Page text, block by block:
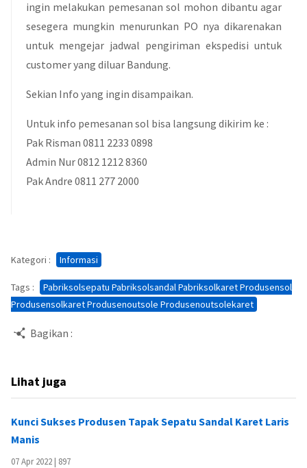
ingin melakukan pemesanan sol mohon dibantu agar
sesegera mungkin menurunkan PO nya dikarenakan
untuk mengejar jadwal pengiriman ekspedisi untuk
customer yang diluar Bandung.
Sekian Info yang ingin disampaikan.
Untuk info pemesanan sol bisa langsung dikirim ke :
Pak Risman 0811 2233 0898
Admin Nur 0812 1212 8360
Pak Andre 0811 277 2000
Kategori : Informasi
Tags :
Pabriksolsepatu Pabriksolsandal Pabriksolkaret Produsensol
Produsensolkaret Produsenoutsole Produsenoutsolekaret
Bagikan :
Lihat juga
Kunci Sukses Produsen Tapak Sepatu Sandal Karet Laris
Manis
07 Apr 2022 | 897